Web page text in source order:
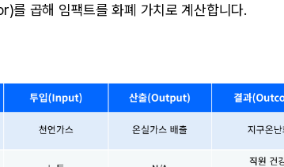
를 곱해 임팩트를 화폐 가치로 계산합니다.